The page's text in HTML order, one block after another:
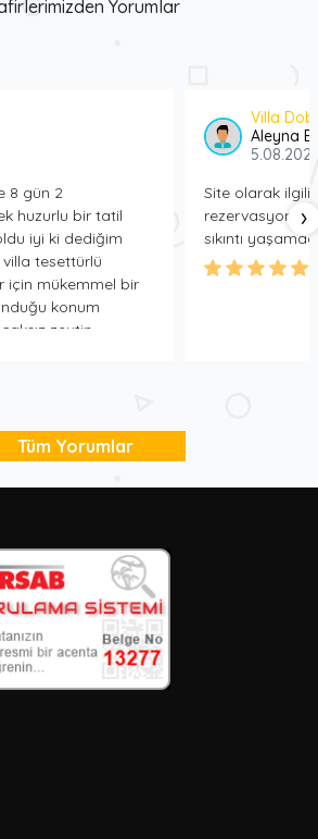
için ideal bir tercihtir.Kiralık villa
ön rezervasyon oluşturun.
villanıza yerleşin.
Yorumlar
8 gün 2
huzurlu bir tatil
iyi ki dediğim
tesettürlü
için mükemmel bir
konum
zeytin
konumlanmış doğa
ve bu sebepten
olmuyorsunuz
ile kapalı
hepsi yeni ve
eksiksiz
kendinize göre
havuzu her
temizlemeye
1 hafta boyunca
ev sahipleri
teyze çok
insanlar tam
zeytin yağı ve
yolcu
ayrıldım
teşekkür
Villa
Aleyna
5.08.2026
Site olarak
rezervasyon ve
sıkıntı
›
Tüm Yorumlar